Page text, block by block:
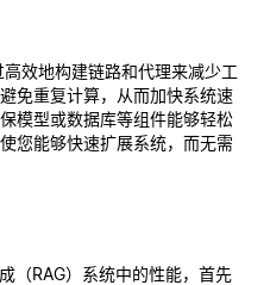
效地构建链路和代理来减少工
免重复计算，从而加快系统速
模型或数据库等组件能够轻松
您能够快速扩展系统，而无需
（RAG）系统中的性能，首先